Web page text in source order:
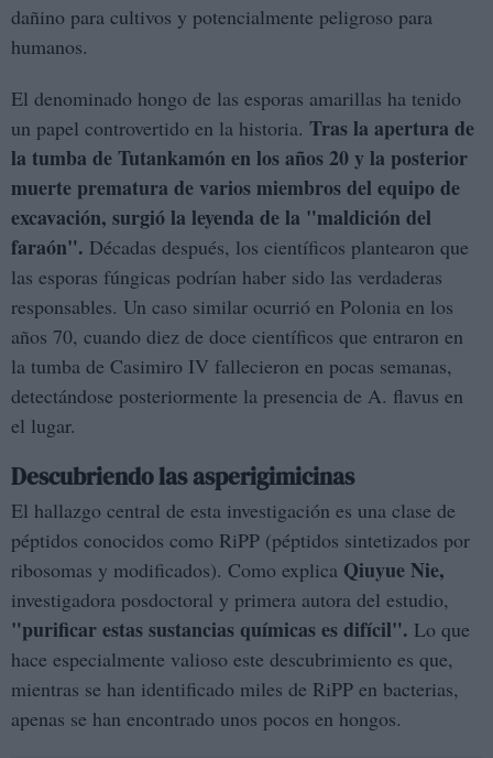
dañino para cultivos y potencialmente peligroso para
humanos.
El denominado hongo de las esporas amarillas ha tenido
un papel controvertido en la historia. Tras la apertura de
la tumba de Tutankamón en los años 20 y la posterior
muerte prematura de varios miembros del equipo de
excavación, surgió la leyenda de la "maldición del
faraón". Décadas después, los científicos plantearon que
las esporas fúngicas podrían haber sido las verdaderas
responsables. Un caso similar ocurrió en Polonia en los
años 70, cuando diez de doce científicos que entraron en
la tumba de Casimiro IV fallecieron en pocas semanas,
detectándose posteriormente la presencia de A. flavus en
el lugar.
Descubriendo las asperigimicinas
El hallazgo central de esta investigación es una clase de
péptidos conocidos como RiPP (péptidos sintetizados por
ribosomas y modificados). Como explica Qiuyue Nie,
investigadora posdoctoral y primera autora del estudio,
"purificar estas sustancias químicas es difícil". Lo que
hace especialmente valioso este descubrimiento es que,
mientras se han identificado miles de RiPP en bacterias,
apenas se han encontrado unos pocos en hongos.